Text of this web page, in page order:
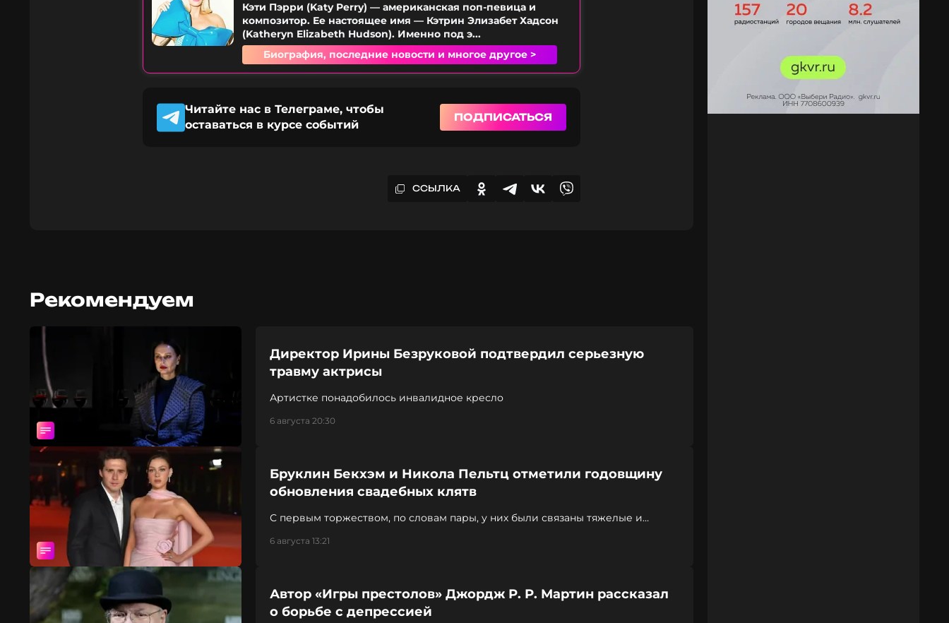
Кэти Пэрри (Katy Perry) — американская поп-певица и
композитор. Ее настоящее имя — Кэтрин Элизабет Хадсон
(Katheryn Elizabeth Hudson). Именно под э...
Биография, последние новости и многое другое >
Читайте нас в Телеграме, чтобы
оставаться в курсе событий
ПОДПИСАТЬСЯ
ССЫЛКА
Рекомендуем
Директор Ирины Безруковой подтвердил серьезную
травму актрисы
Артистке понадобилось инвалидное кресло
6 августа 20:30
Бруклин Бекхэм и Никола Пельтц отметили годовщину
обновления свадебных клятв
С первым торжеством, по словам пары, у них были связаны тяжелые и
6 августа 13:21
Автор «Игры престолов» Джордж Р. Р. Мартин рассказал
о борьбе с депрессией